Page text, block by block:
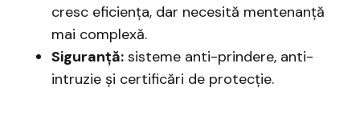
cresc eficiența, dar necesită mentenanță
mai complexă.
Siguranță: sisteme anti-prindere, anti-
intruzie și certificări de protecție.